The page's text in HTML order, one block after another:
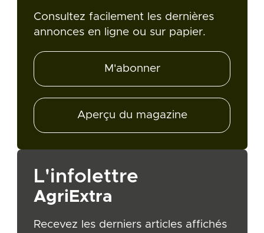
Consultez facilement les dernières
annonces en ligne ou sur papier.
M'abonner
Aperçu du magazine
L'infolettre
AgriExtra
Recevez les derniers articles affichés